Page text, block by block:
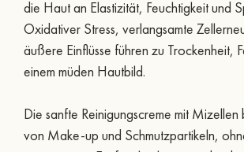
die Haut an Elastizität, Feuchtigkeit und
Oxidativer Stress, verlangsamte
äußere Einflüsse führen zu Trockenheit,
einem müden Hautbild.
Die sanfte Reinigungscreme mit
von Make-up und Schmutzpartikeln,